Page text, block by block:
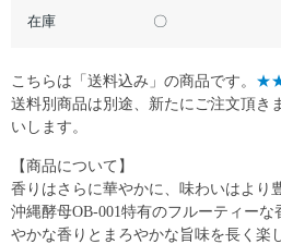
在庫 〇
【商品について】
香りはさらに華やかに、味わいはより
沖縄酵母OB-001特有のフルーティー
やかな香りとまろやかな旨味を長く楽
こちらは「送料込み」の商品です。 ★★
送料別商品は別途、新たにご注文頂き
いします。